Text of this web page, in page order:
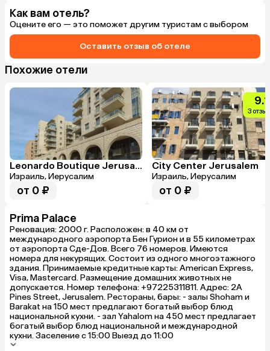
Как вам отель?
Оцените его — это поможет другим туристам с выбором
Оставить отзыв об отеле
Похожие отели
Leonardo Boutique Jerusalem
Израиль, Иерусалим
от 0 ₽
9.1
3
City Center Jerusalem
Израиль, Иерусалим
от 0 ₽
Prima Palace
Реновация: 2000 г. Расположен: в 40 км от
международного аэропорта Бен Гурион и в 55 километрах
от аэропорта Сде-Дов. Всего 76 номеров. Имеются
номера для некурящих. Состоит из одного многоэтажного
здания. Принимаемые кредитные карты: American Express,
Visa, Mastercard. Размещение домашних животных не
допускается. Номер телефона: +97225311811. Адрес: 2A
Pines Street, Jerusalem. Рестораны, бары: - залы Shoham и
Barakat на 150 мест предлагают богатый выбор блюд
национальной кухни. - зал Yahalom на 450 мест предлагает
богатый выбор блюд национальной и международной
кухни. Заселение с 15:00 Выезд до 11:00